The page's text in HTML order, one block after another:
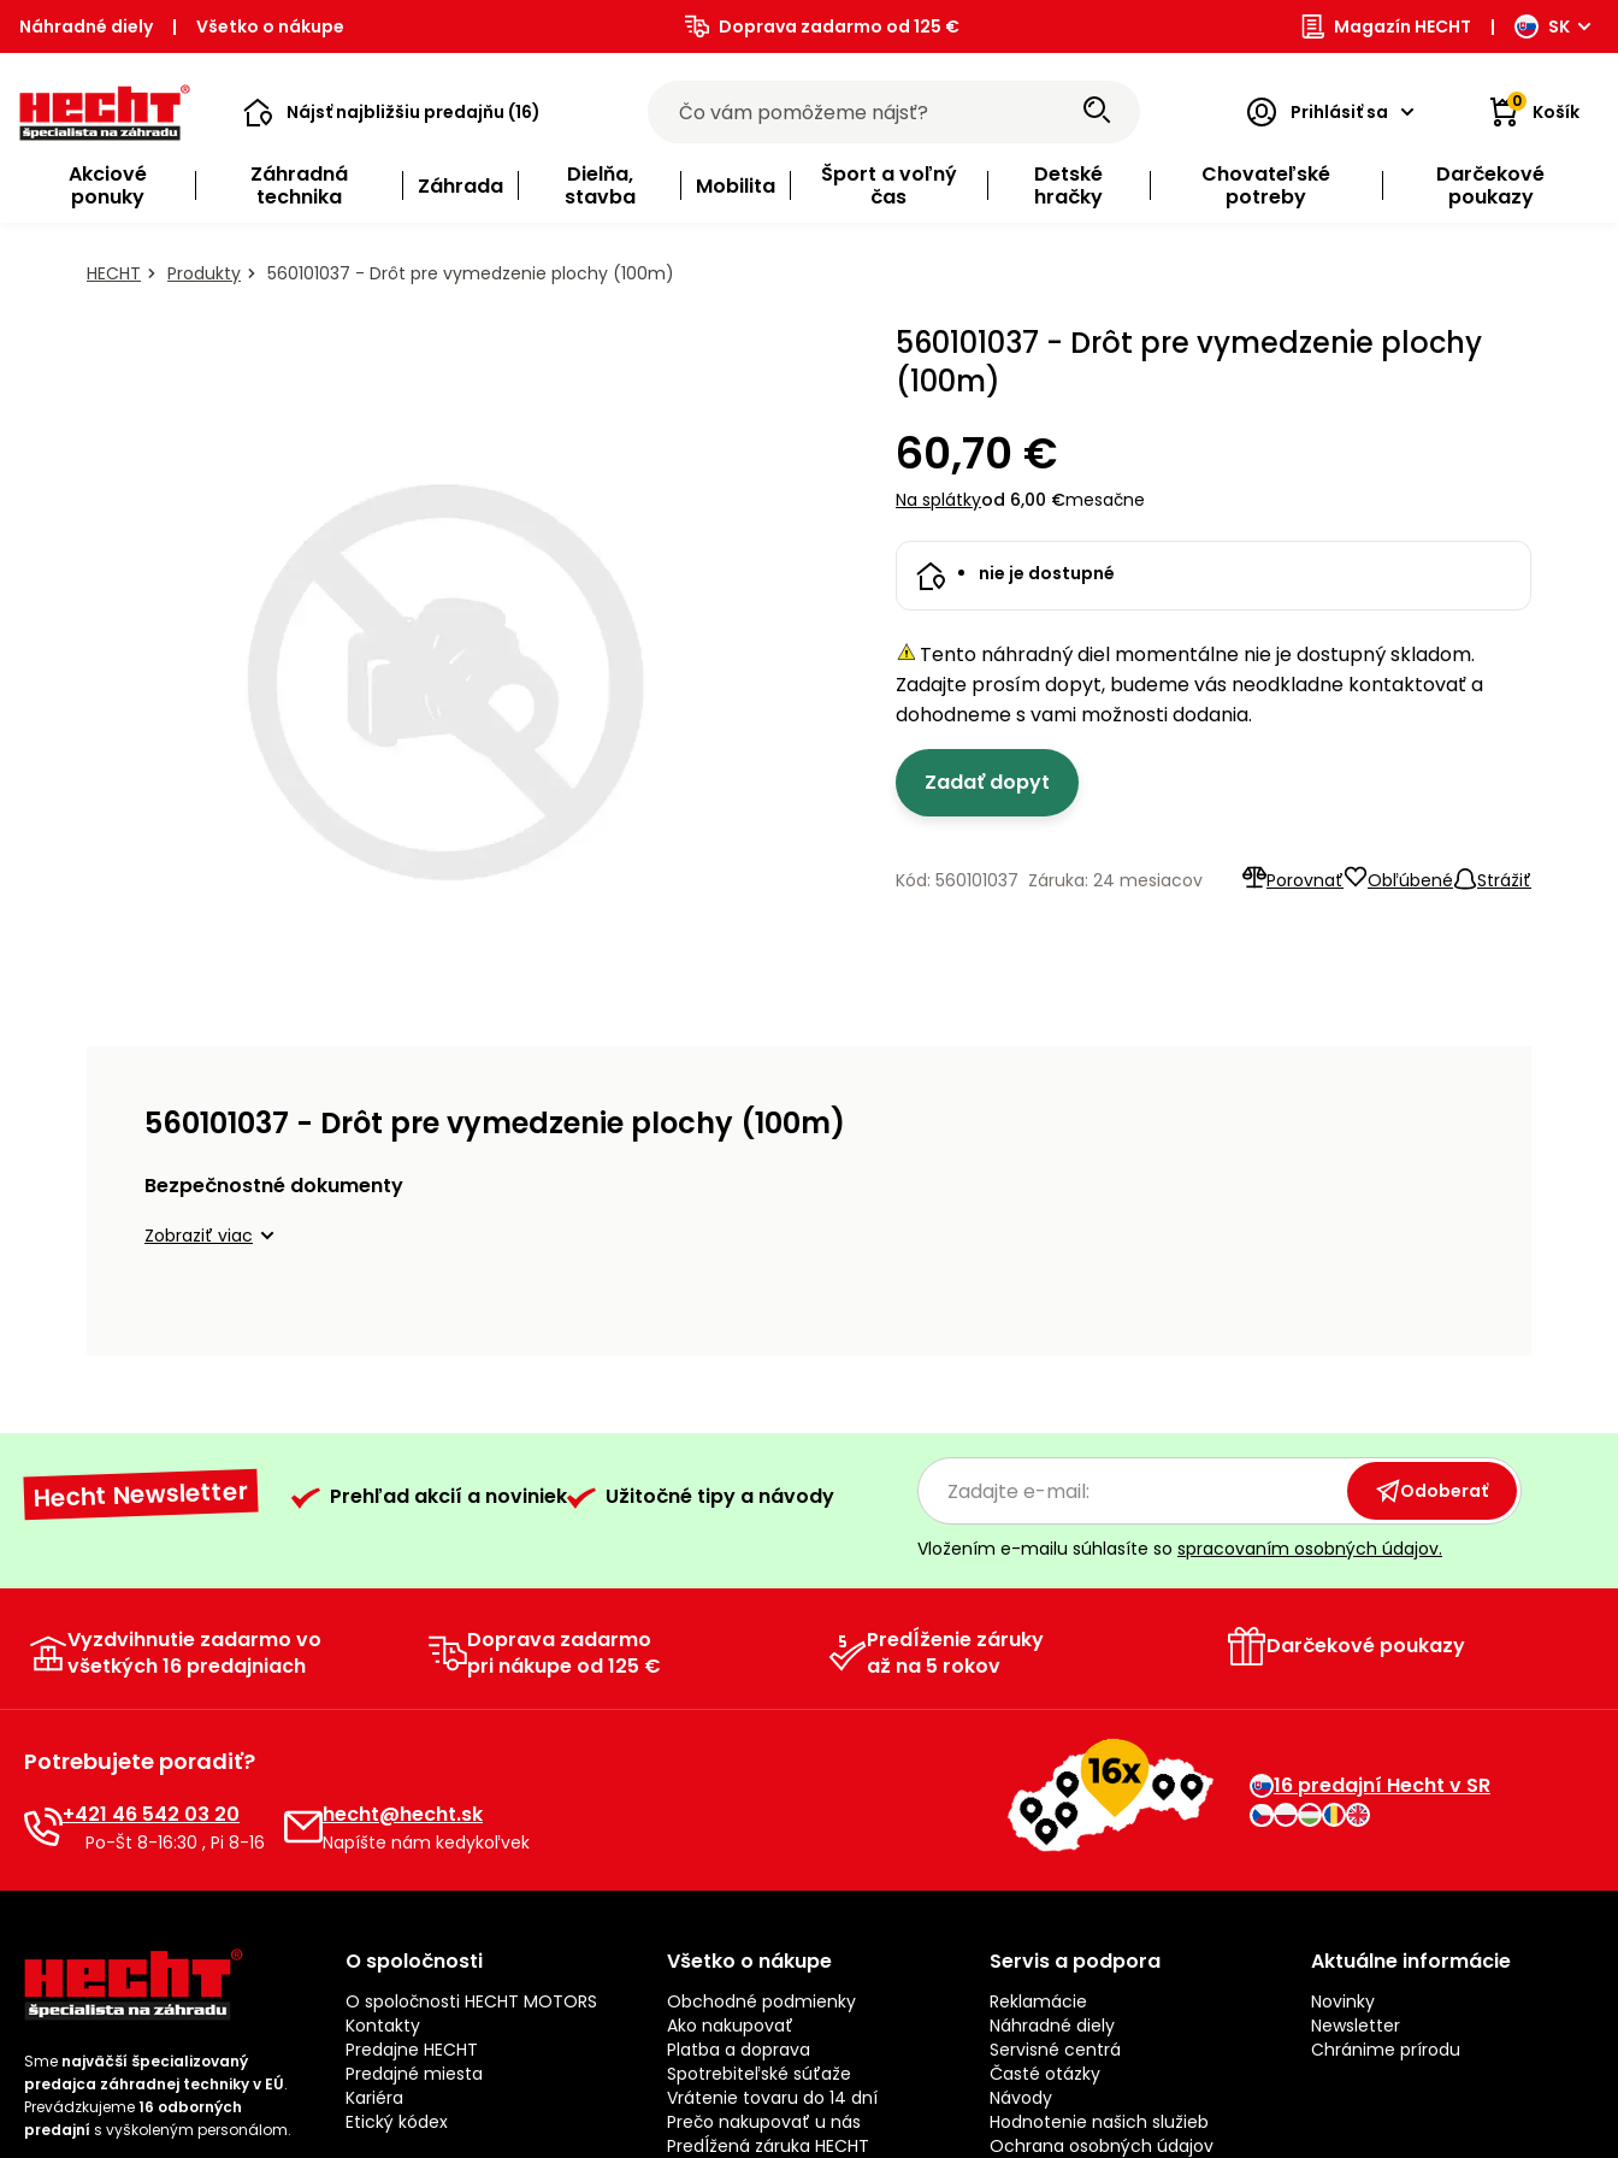
Náhradné diely | Všetko o nákupe Doprava zadarmo od 125 € Magazín HECHT | SK
Nájsť najbližšiu predajňu (16) Prihlásiť sa 0 Košík
Akciové
ponuky
Záhradná
technika
Záhrada
Dielňa,
stavba
Mobilita
Šport a voľný
čas
Detské
hračky
Chovateľské
potreby
Darčekové
poukazy
HECHT Produkty 560101037 - Drôt pre vymedzenie plochy (100m)
560101037 - Drôt pre vymedzenie plochy
(100m)
60,70 €
Na splátkyod 6,00 €mesačne
nie je dostupné
Tento náhradný diel momentálne nie je dostupný skladom.
Zadajte prosím dopyt, budeme vás neodkladne kontaktovať a
dohodneme s vami možnosti dodania.
Zadať dopyt
Porovnať Obľúbené Strážiť
Kód: 560101037 Záruka: 24 mesiacov
560101037 - Drôt pre vymedzenie plochy (100m)
Bezpečnostné dokumenty
Zobraziť viac
Hecht Newsletter Prehľad akcií a noviniek Užitočné tipy a návody Odoberať
Vložením e-mailu súhlasíte so spracovaním osobných údajov.
Vyzdvihnutie zadarmo vo
všetkých 16 predajniach
Doprava zadarmo
pri nákupe od 125 €
Predĺženie záruky
až na 5 rokov
Darčekové poukazy
Potrebujete poradiť?
+421 46 542 03 20
Po-Št 8-16:30 , Pi 8-16
hecht@hecht.sk
Napíšte nám kedykoľvek
16 predajní Hecht v SR
Sme najväčší špecializovaný
predajca záhradnej techniky v EÚ.
Prevádzkujeme16 odborných
predajní s vyškoleným personálom.
O spoločnosti
O spoločnosti HECHT MOTORS
Kontakty
Predajne HECHT
Predajné miesta
Kariéra
Etický kódex
Všetko o nákupe
Obchodné podmienky
Ako nakupovať
Platba a doprava
Spotrebiteľské súťaže
Vrátenie tovaru do 14 dní
Prečo nakupovať u nás
Predĺžená záruka HECHT
Servis a podpora
Reklamácie
Náhradné diely
Servisné centrá
Časté otázky
Návody
Hodnotenie našich služieb
Ochrana osobných údajov
Aktuálne informácie
Novinky
Newsletter
Chránime prírodu